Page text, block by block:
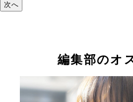
次へ
編集部のオ